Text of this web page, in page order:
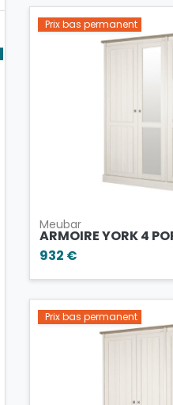
Prix bas permanent
Meubar
ARMOIRE YORK 4
932 €
Prix bas permanent